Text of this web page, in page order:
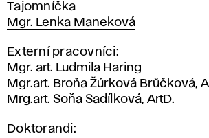
Tajomníčka
Mgr. Lenka Maneková
Externí pracovníci:
Mgr. art. Ludmila Haring
Mgr.art. Broňa Žúrková Brůčková,
Mrg.art. Soňa Sadílková, ArtD.
Doktorandi: